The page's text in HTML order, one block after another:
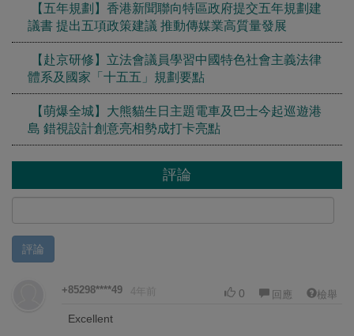
【五年規劃】香港新聞聯向特區政府提交五年規劃建
議書 提出五項政策建議 推動傳媒業高質量發展
【赴京研修】立法會議員學習中國特色社會主義法律
體系及國家「十五五」規劃要點
【萌爆全城】大熊貓生日主題電車及巴士今起巡遊港
島 錯視設計創意亮相勢成打卡亮點
評論
評論
+85298****49 4年前 0 回應 檢舉
Excellent